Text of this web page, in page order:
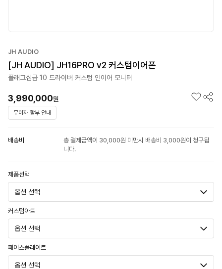
JH AUDIO
[JH AUDIO] JH16PRO v2 커스텀이어폰
플래그십급 10 드라이버 커스텀 인이어 모니터
3,990,000원
무이자 할부 안내
배송비
총 결제금액이 30,000원 미만시 배송비 3,000원이 청구됩
니다.
제품선택
커스텀아트
페이스플레이트